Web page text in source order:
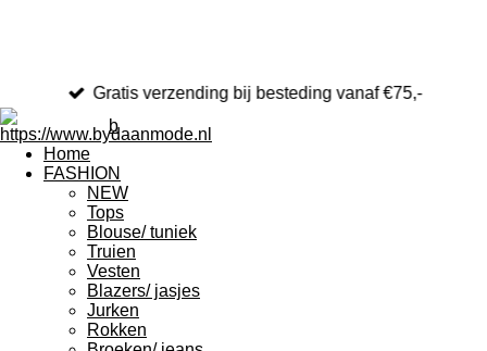
Gratis verzending bij besteding vanaf €75,-
b
Home
FASHION
NEW
Tops
Blouse/ tuniek
Truien
Vesten
Blazers/ jasjes
Jurken
Rokken